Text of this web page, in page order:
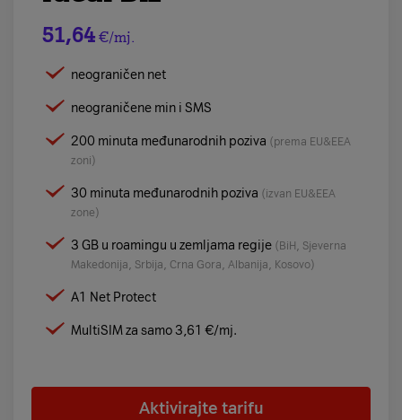
51,64 €/mj.
neograničen net
neograničene min i SMS
200 minuta međunarodnih poziva (prema EU&EEA
zoni)
30 minuta međunarodnih poziva (izvan EU&EEA
zone)
3 GB u roamingu u zemljama regije (BiH, Sjeverna
Makedonija, Srbija, Crna Gora, Albanija, Kosovo)
A1 Net Protect
MultiSIM za samo 3,61 €/mj.
Aktivirajte tarifu